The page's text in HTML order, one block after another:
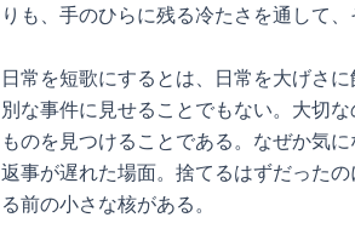
りも、手のひらに残る冷たさを通して
日常を短歌にするとは、日常を大げさ
別な事件に見せることでもない。大切
ものを見つけることである。なぜか気
返事が遅れた場面。捨てるはずだった
る前の小さな核がある。